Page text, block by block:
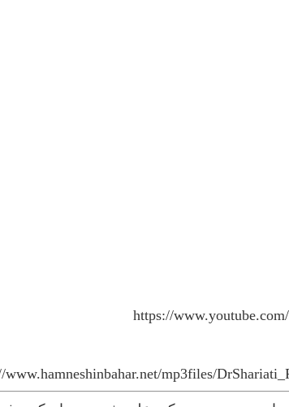
https://
www.hamneshinbahar.net/mp3files/